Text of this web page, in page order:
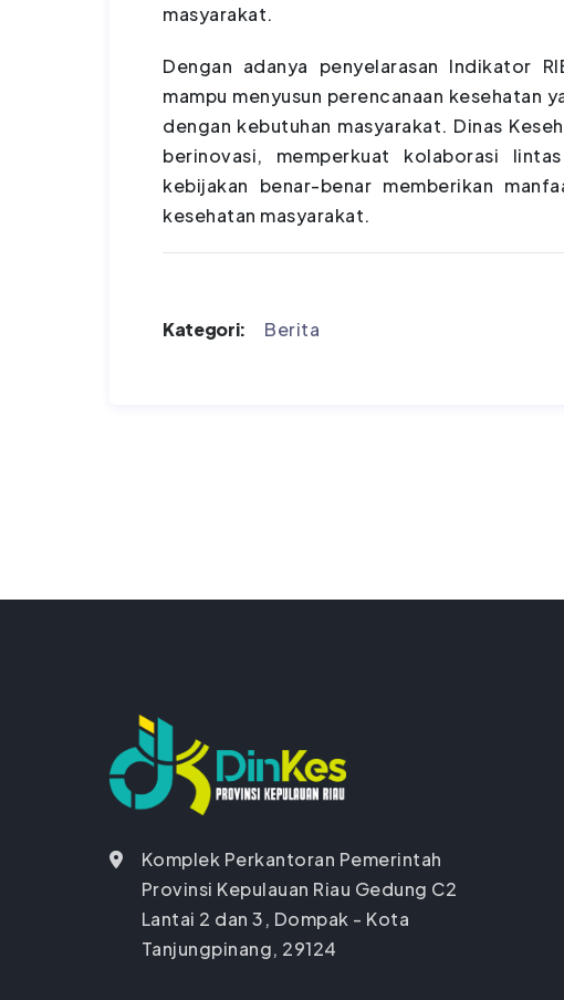
masyarakat.
Dengan adanya penyelarasan Indikator
mampu menyusun perencanaan kesehatan
dengan kebutuhan masyarakat. Dinas
berinovasi, memperkuat kolaborasi
kebijakan benar-benar memberikan
kesehatan masyarakat.
Kategori: Berita
Komplek Perkantoran Pemerintah
Provinsi Kepulauan Riau Gedung C2
Lantai 2 dan 3, Dompak - Kota
Tanjungpinang, 29124